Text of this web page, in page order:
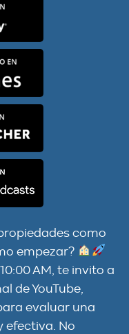
como
empezar?
AM, te invito a
de YouTube,
evaluar una
efectiva. No